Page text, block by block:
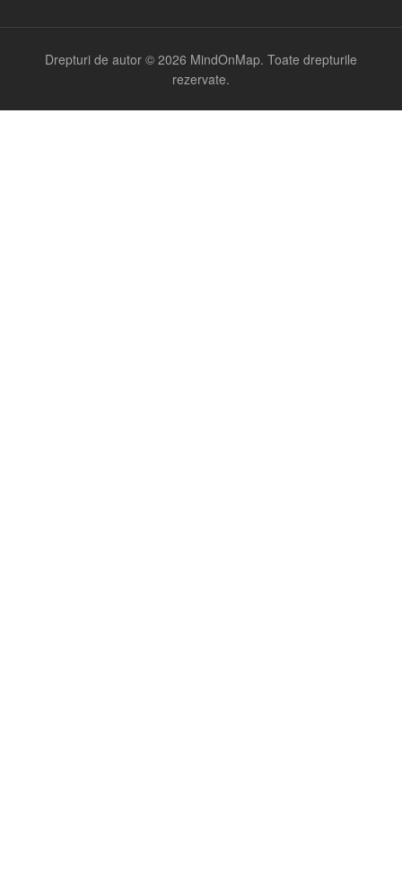
Drepturi de autor © 2026 MindOnMap. Toate drepturile
rezervate.